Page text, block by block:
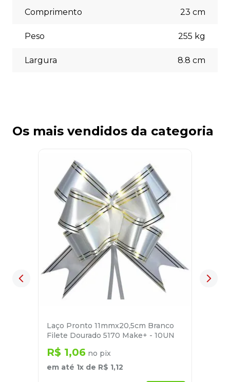
Comprimento 23 cm
Peso 255 kg
Largura 8.8 cm
Os mais vendidos da categoria
Laço Pronto 11mmx20,5cm Branco
Filete Dourado 5170 Make+ - 10UN
R$ 1,06 no pix
em até 1x de R$ 1,12